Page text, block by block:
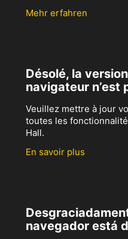
Mehr erfahren
Désolé, la
navigateur n’est
Veuillez mettre à jour
toutes les
Hall.
En savoir plus
navegador está